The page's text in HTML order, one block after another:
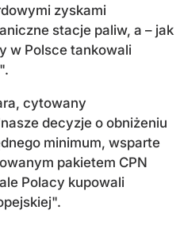
zyskami
stacje paliw, a – jak
w Polsce tankowali
cytowany
decyzje o obniżeniu
minimum, wsparte
pakietem CPN
Polacy kupowali